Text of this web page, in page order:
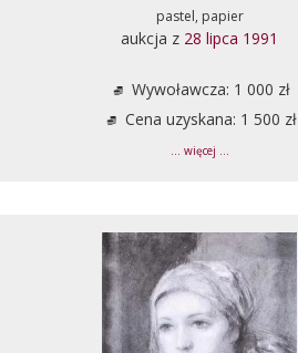
pastel, papier
aukcja z 28 lipca 1991
Wywoławcza: 1 000 zł
Cena uzyskana: 1 500 zł
... więcej ...